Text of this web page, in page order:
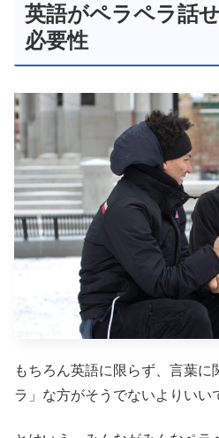
英語がペラペラ話
必要性
もちろん英語に限らず、言葉
ラ」な方がそうでないよりいい